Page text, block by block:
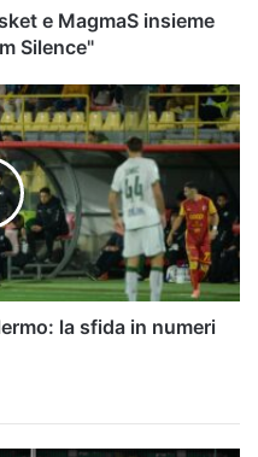
e MagmaS insieme
Silence"
la sfida in numeri